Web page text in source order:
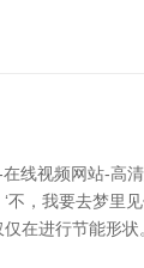
线视频网站-高
，我要去梦里
进行节能形状